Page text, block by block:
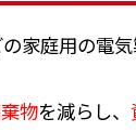
家庭用の電
物を減らし、